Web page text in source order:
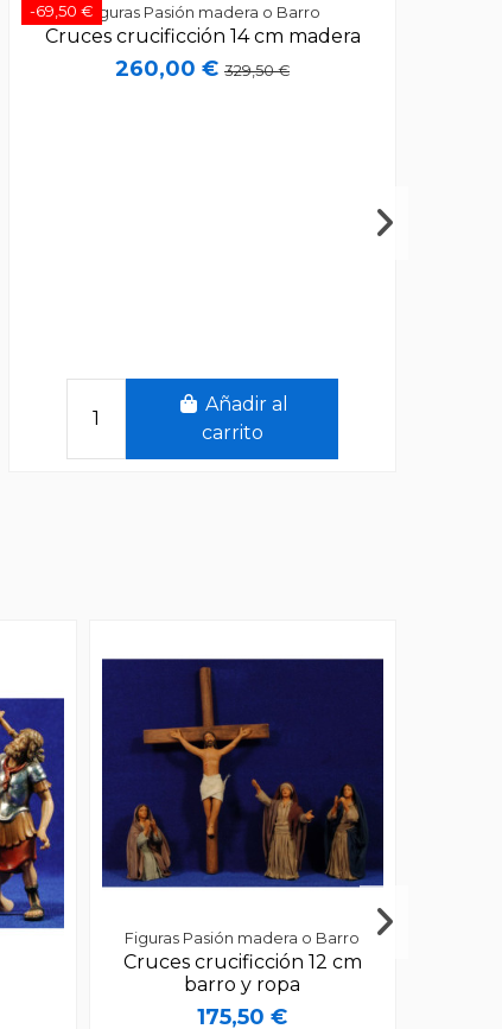
-69,50 €Figuras Pasión madera o Barro
Cruces crucificción 14 cm madera
260,00 € 329,50 €
Añadir al
carrito
Figuras Pasión madera o Barro
Cruces crucificción 12 cm
barro y ropa
175,50 €